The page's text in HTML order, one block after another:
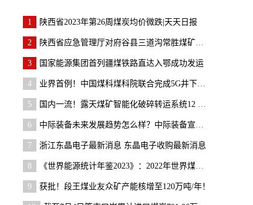
1 陕西省2023年第26周煤炭均价微跌|天天日报
2 陕西省应急管理厅对府谷县三道沟常胜煤矿等矿井安全
3 国家能源集团首列疆煤铁路直达入鄂成功发运
4 业界首例！中国煤科煤科院联合完成5G井下低频大上行
5 国内一流！露天煤矿智能化破碎转运系统12 个月建成
6 中际装备未来发展趋势怎么样？中际装备宣传视频
7 浙江东晶电子最新消息 东晶电子收购最新消息
8 《世界能源统计年鉴2023》：2022年世界煤炭产量增长7.9%
9 获批！段王煤业友众矿产能核增至120万吨/年！